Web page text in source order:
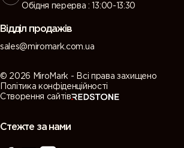
Обідня перерва : 13:00-13:30
Відділ продажів
sales@miromark.com.ua
© 2026 MiroMark - Всі права захищено
Політика конфіденційності
Створення сайтів
Стежте за нами